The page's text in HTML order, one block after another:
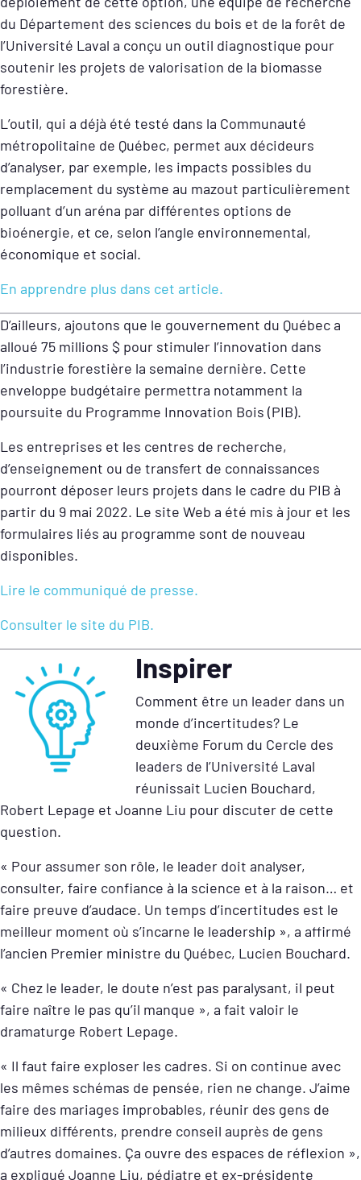
du Département des sciences du bois et de la forêt de
l’Université Laval a conçu un outil diagnostique pour
soutenir les projets de valorisation de la biomasse
forestière.
L’outil, qui a déjà été testé dans la Communauté
métropolitaine de Québec, permet aux décideurs
d’analyser, par exemple, les impacts possibles du
remplacement du système au mazout particulièrement
polluant d’un aréna par différentes options de
bioénergie, et ce, selon l’angle environnemental,
économique et social.
En apprendre plus dans cet article.
D’ailleurs, ajoutons que le gouvernement du Québec a
alloué 75 millions $ pour stimuler l’innovation dans
l’industrie forestière la semaine dernière. Cette
enveloppe budgétaire permettra notamment la
poursuite du Programme Innovation Bois (PIB).
Les entreprises et les centres de recherche,
d’enseignement ou de transfert de connaissances
pourront déposer leurs projets dans le cadre du PIB à
partir du 9 mai 2022. Le site Web a été mis à jour et les
formulaires liés au programme sont de nouveau
disponibles.
Lire le communiqué de presse.
Consulter le site du PIB.
Inspirer
Comment être un leader dans un
monde d’incertitudes? Le
deuxième Forum du Cercle des
leaders de l’Université Laval
réunissait Lucien Bouchard,
Robert Lepage et Joanne Liu pour discuter de cette
question.
« ​​Pour assumer son rôle, le leader doit analyser,
consulter, faire confiance à la science et à la raison… et
faire preuve d’audace. Un temps d’incertitudes est le
meilleur moment où s’incarne le leadership », a affirmé
l’ancien Premier ministre du Québec, Lucien Bouchard.
« Chez le leader, le doute n’est pas paralysant, il peut
faire naître le pas qu’il manque », a fait valoir le
dramaturge Robert Lepage.
« Il faut faire exploser les cadres. Si on continue avec
les mêmes schémas de pensée, rien ne change. J’aime
faire des mariages improbables, réunir des gens de
milieux différents, prendre conseil auprès de gens
d’autres domaines. Ça ouvre des espaces de réflexion »,
a expliqué Joanne Liu, pédiatre et ex-présidente